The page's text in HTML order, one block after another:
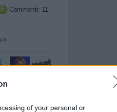
of your personal or
 Commenti: 11
Meloni